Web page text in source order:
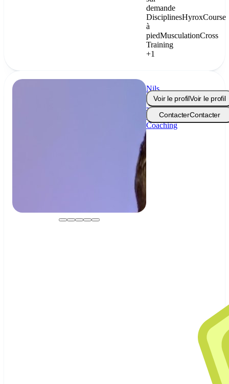
demande
DisciplinesHyroxCourse
à
piedMusculationCross
Training
+1
Nils
Poppe
-
P3Fit
Coaching
Voir le profilVoir le profil
ContacterContacter